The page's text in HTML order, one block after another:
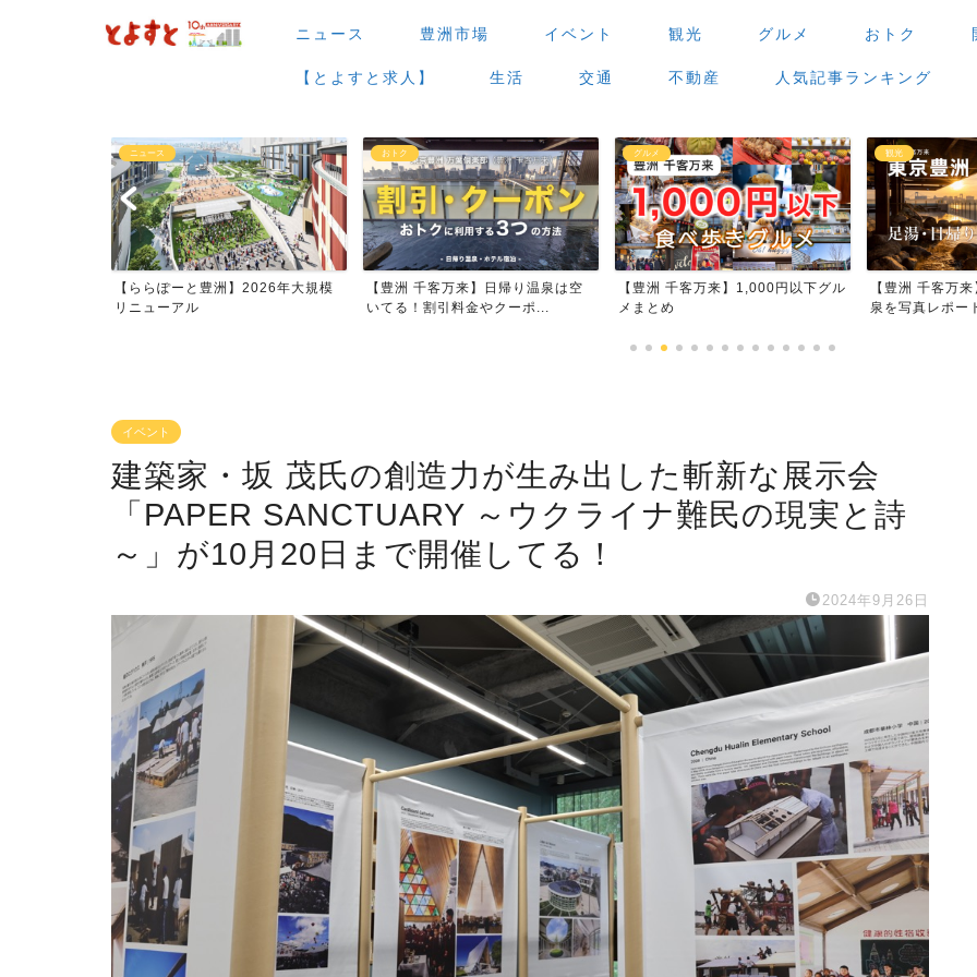
ニュース 豊洲市場 イベント 観光 グルメ おトク
【とよすと求人】 生活 交通 不動産 人気記事ランキング
おトク
【豊洲 千客万来】日帰り温泉は空
いてる！割引料金やクーポ...
グルメ
【豊洲 千客万来】1,000円以下グル
メまとめ
観光
【豊洲 千客万来】足湯・日帰り温
泉を写真レポート
グルメ
【豊洲 千客万
場」で食べ歩き
イベント
建築家・坂 茂氏の創造力が生み出した斬新な展示会
「PAPER SANCTUARY ～ウクライナ難民の現実と詩
～」が10月20日まで開催してる！
2024年9月26日